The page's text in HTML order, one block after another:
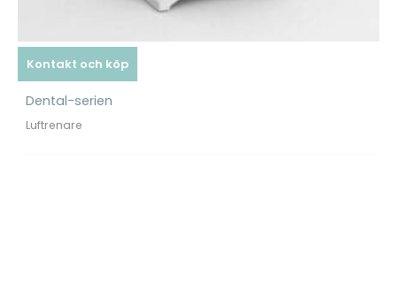
Kontakt och köp
Dental-serien
Luftrenare